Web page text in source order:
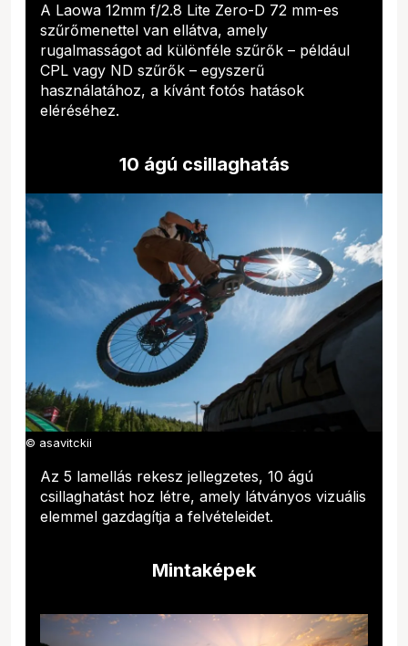
A Laowa 12mm f/2.8 Lite Zero-D 72 mm-es
szűrőmenettel van ellátva, amely
rugalmasságot ad különféle szűrők – például
CPL vagy ND szűrők – egyszerű
használatához, a kívánt fotós hatások
eléréséhez.
10 ágú csillaghatás
© asavitckii
Az 5 lamellás rekesz jellegzetes, 10 ágú
csillaghatást hoz létre, amely látványos vizuális
elemmel gazdagítja a felvételeidet.
Mintaképek